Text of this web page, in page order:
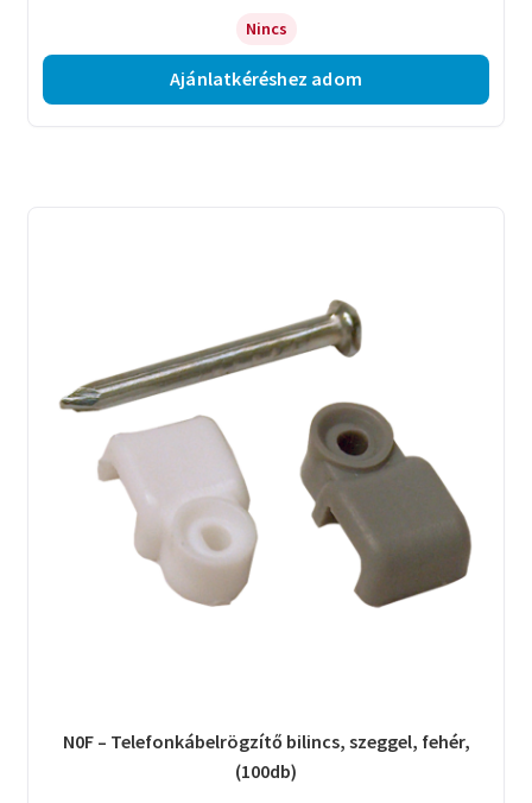
Nincs
Ajánlatkéréshez adom
N0F – Telefonkábelrögzítő bilincs, szeggel, fehér,
(100db)